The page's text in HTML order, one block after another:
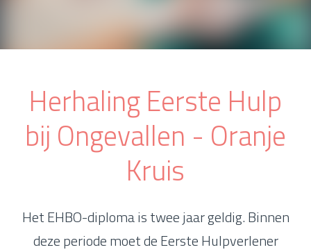
Herhaling Eerste Hulp
bij Ongevallen - Oranje
Kruis
Het EHBO-diploma is twee jaar geldig. Binnen
deze periode moet de Eerste Hulpverlener